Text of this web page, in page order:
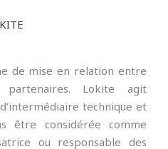
de mise en relation entre
partenaires. Lokite agit
technique et
être considérée comme
ou responsable des